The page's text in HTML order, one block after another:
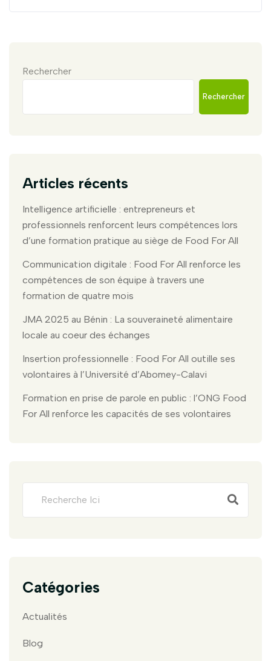
Rechercher
Rechercher
Articles récents
Intelligence artificielle : entrepreneurs et
professionnels renforcent leurs compétences lors
d’une formation pratique au siège de Food For All
Communication digitale : Food For All renforce les
compétences de son équipe à travers une
formation de quatre mois
JMA 2025 au Bénin : La souveraineté alimentaire
locale au coeur des échanges
Insertion professionnelle : Food For All outille ses
volontaires à l’Université d’Abomey-Calavi
Formation en prise de parole en public : l’ONG Food
For All renforce les capacités de ses volontaires
Catégories
Actualités
Blog